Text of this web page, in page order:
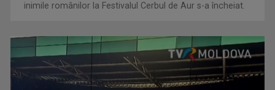
inimile românilor la Festivalul Cerbul de Aur s-a încheiat.